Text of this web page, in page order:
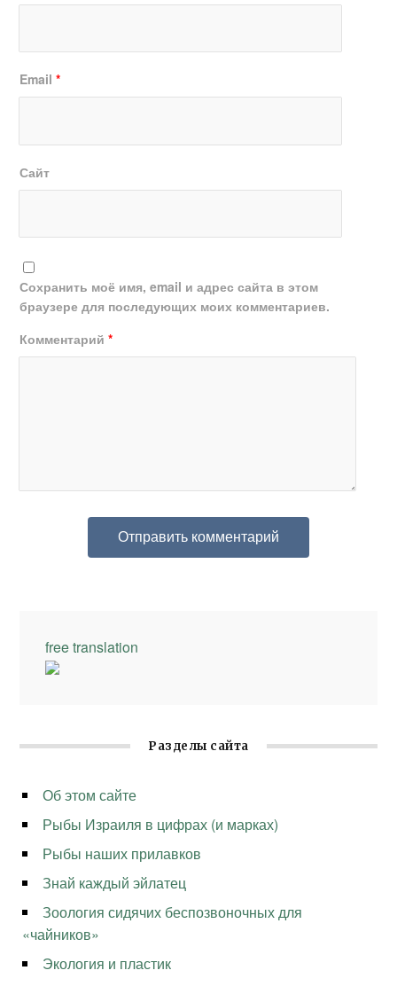
Email*
Сайт
Сохранить моё имя, email и адрес сайта в этом
браузере для последующих моих комментариев.
Комментарий*
free translation
Разделы сайта
Об этом сайте
Рыбы Израиля в цифрах (и марках)
Рыбы наших прилавков
Знай каждый эйлатец
Зоология сидячих беспозвоночных для
«чайников»
Экология и пластик